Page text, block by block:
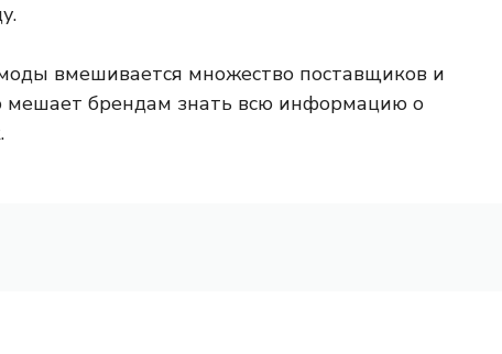
вмешивается множество поставщиков и
мешает брендам знать всю информацию о